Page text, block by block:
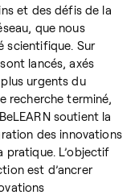
et des défis de la
que nous
scientifique. Sur
lancés, axés
urgents du
recherche terminé,
soutient la
des innovations
pratique. L’objectif
est d’ancrer